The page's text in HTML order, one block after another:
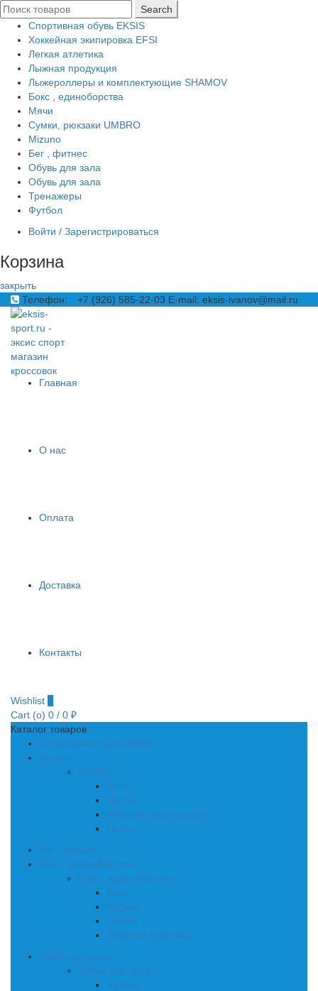
Search
Спортивная обувь EKSIS
Хоккейная экипировка EFSI
Легкая атлетика
Лыжная продукция
Лыжероллеры и комплектующие SHAMOV
Бокс , единоборства
Мячи
Сумки, рюкзаки UMBRO
Mizuno
Бег , фитнес
Обувь для зала
Обувь для зала
Тренажеры
Футбол
Войти / Зарегистрироваться
Корзина
закрыть
Телефон:
+7 (926) 585-22-03 E-mail: eksis-ivanov@mail.ru
Главная
О нас
Оплата
Доставка
Контакты
Wishlist 0
Cart (o) 0 / 0 ₽
Каталог товаров
Спортивная обувь EKSIS
Футбол
Футбол
Бутсы
Щитки
Перчатки вратарские
Гетры
Бег , фитнес
Бокс , единоборства
Бокс , единоборства
Бокс
Борьба
Самбо
Тяжелая атлетика
Обувь для зала
Обувь для зала
Футбол